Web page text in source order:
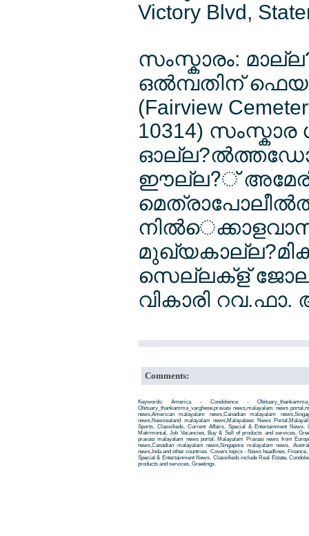
Victory Blvd,
സംസ്കാരം:
ഒല്‍മ്പതിന്
(Fairview
10314)
ഈല്ല?്
സെല്ലക്ള്
വികാരി
Comments:
Keywords: America - Condolence -
Obituary_thankamma_varghese,pravasi news,malayalam news
news,American malayalam news,Canadian malayalam
news,Newzealand malayalam news,Malayalees News
Sports, Classifieds, Current Affairs, Special & Entertainment News.
Matrimonial, Job Vacancies, Buy & Sell of products and services,
pravasi malayalam news portal. Malayalam Pravasi news from
news,Canadian malayalam news,Singapore malayalam news,
news,Inda and other countries. Covers topics - News headlines,
Special & Entertainment News. Classifieds include Real Estate,
products and services, Greetings.